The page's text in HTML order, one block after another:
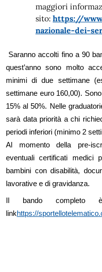
maggiori
sito: https://
nazionale-dei-
Saranno accolti fino a 90
quest’anno sono molto
minimi didue settimane
settimane euro160,00).
15% al 50%. Nelle
sarà data priorità a chi
periodi inferiori (minimo 2
Al momento della pre-
eventualicertificati medici
bambini con disabilità,
lavorative e di gravidanza.
Il bando completo
linkhttps://